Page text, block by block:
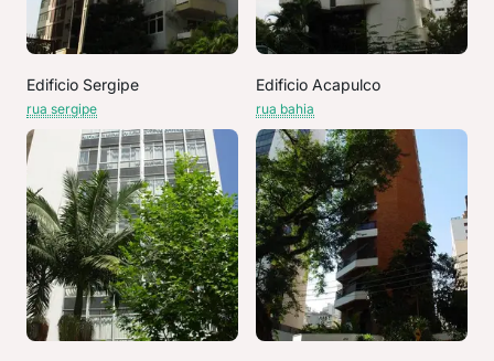
Edificio Sergipe
rua sergipe
Edificio Acapulco
rua bahia